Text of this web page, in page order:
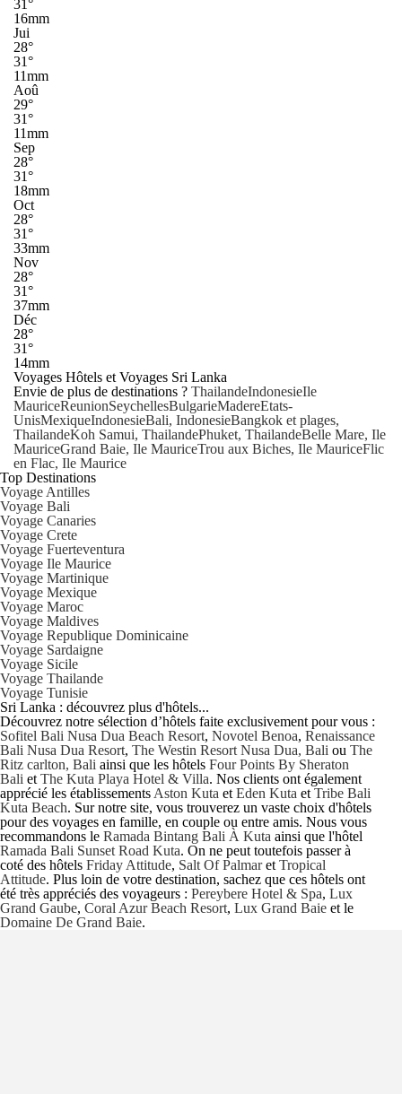
31°
16mm
Jui
28°
31°
11mm
Aoû
29°
31°
11mm
Sep
28°
31°
18mm
Oct
28°
31°
33mm
Nov
28°
31°
37mm
Déc
28°
31°
14mm
Voyages Hôtels et Voyages Sri Lanka
Envie de plus de destinations ? ThailandeIndonesieIle
MauriceReunionSeychellesBulgarieMadereEtats-
UnisMexiqueIndonesieBali, IndonesieBangkok et plages,
ThailandeKoh Samui, ThailandePhuket, ThailandeBelle Mare, Ile
MauriceGrand Baie, Ile MauriceTrou aux Biches, Ile MauriceFlic
en Flac, Ile Maurice
Top Destinations
Voyage Antilles
Voyage Bali
Voyage Canaries
Voyage Crete
Voyage Fuerteventura
Voyage Ile Maurice
Voyage Martinique
Voyage Mexique
Voyage Maroc
Voyage Maldives
Voyage Republique Dominicaine
Voyage Sardaigne
Voyage Sicile
Voyage Thailande
Voyage Tunisie
Sri Lanka : découvrez plus d'hôtels...
Découvrez notre sélection d’hôtels faite exclusivement pour vous :
Sofitel Bali Nusa Dua Beach Resort, Novotel Benoa, Renaissance
Bali Nusa Dua Resort, The Westin Resort Nusa Dua, Bali ou The
Ritz carlton, Bali ainsi que les hôtels Four Points By Sheraton
Bali et The Kuta Playa Hotel & Villa. Nos clients ont également
apprécié les établissements Aston Kuta et Eden Kuta et Tribe Bali
Kuta Beach. Sur notre site, vous trouverez un vaste choix d'hôtels
pour des voyages en famille, en couple ou entre amis. Nous vous
recommandons le Ramada Bintang Bali À Kuta ainsi que l'hôtel
Ramada Bali Sunset Road Kuta. On ne peut toutefois passer à
coté des hôtels Friday Attitude, Salt Of Palmaret Tropical
Attitude. Plus loin de votre destination, sachez que ces hôtels ont
été très appréciés des voyageurs : Pereybere Hotel & Spa, Lux
Grand Gaube, Coral Azur Beach Resort, Lux Grand Baie et le
Domaine De Grand Baie.